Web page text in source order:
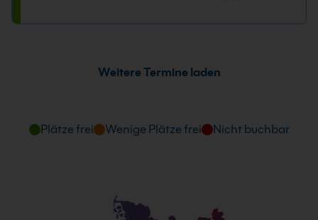
31.08. - 02.09.2026Weitere Termine laden
Plätze frei Wenige Plätze frei Nicht buchbar